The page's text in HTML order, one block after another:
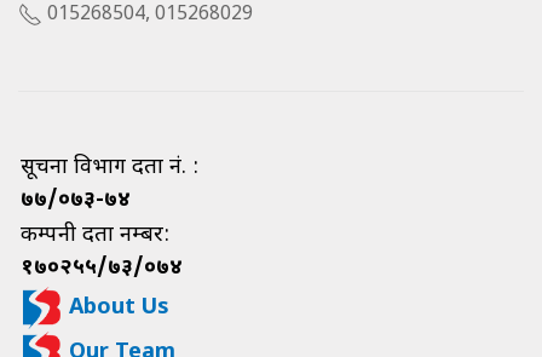
015268504, 015268029
सूचना विभाग दर्ता नं. :
७७/०७३-७४
कम्पनी दर्ता नम्बर:
१७०२५५/७३/०७४
About Us